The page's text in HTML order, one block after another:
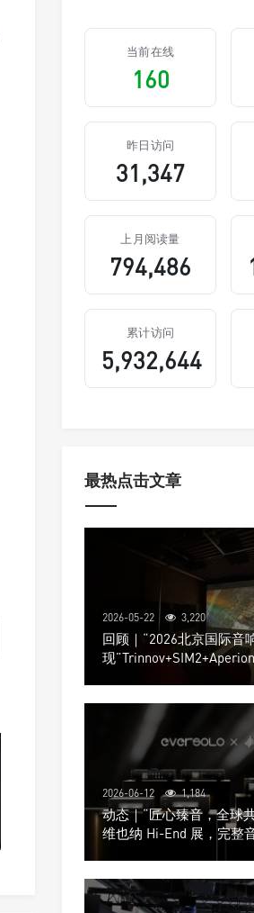
当前在线
160
昨日访问
31,347
上月阅读量
794,486
累计访问
5,932,644
最热点击文章
2026-05-22 3,220
回顾｜“2026北京国际音
现
2026-06-12 1,184
动态｜“匠心臻音，全球
维也纳 Hi-End 展，完整